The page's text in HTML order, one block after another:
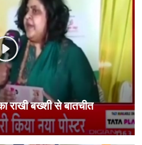
राखी बख्शी से बातचीत